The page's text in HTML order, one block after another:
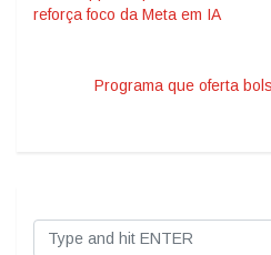
reforça foco da Meta em IA
Programa que oferta